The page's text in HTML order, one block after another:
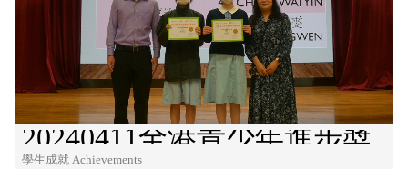
20240411全港青少年進步奬
學生成就 Achievements